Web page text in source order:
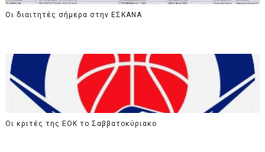
Οι διαιτητές σήμερα στην ΕΣΚΑΝΑ
Οι κριτές της ΕΟΚ το Σαββατοκύριακο